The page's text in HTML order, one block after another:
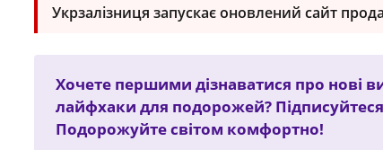
Укрзалізниця запускає оновлений сайт
Хочете першими дізнаватися про нові
лайфхаки для подорожей?
Подорожуйте світом комфортно!